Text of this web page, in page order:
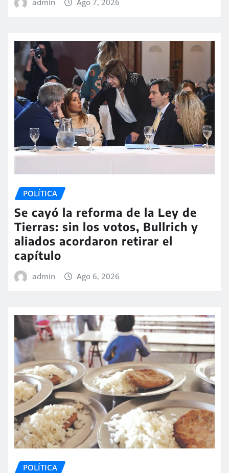
POLÍTICA
Se cayó la reforma de la Ley de
Tierras: sin los votos, Bullrich y
aliados acordaron retirar el
capítulo
admin Ago 6, 2026
POLÍTICA